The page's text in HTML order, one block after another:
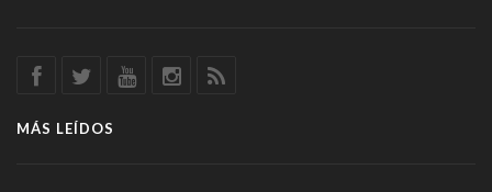
MÁS LEÍDOS